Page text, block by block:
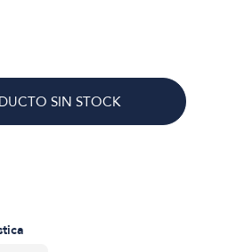
SIN STOCK